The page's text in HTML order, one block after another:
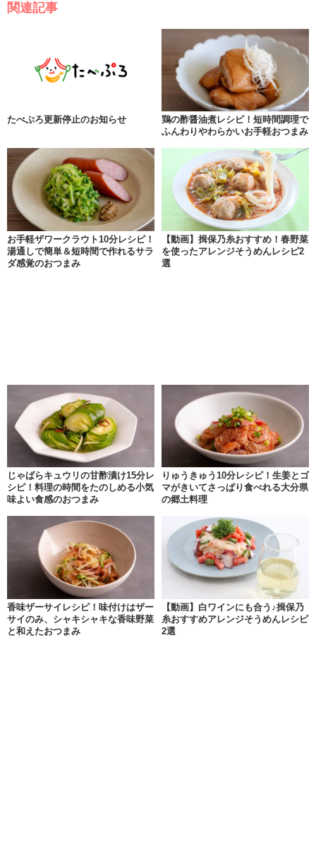
関連記事
たべぷろ更新停止のお知らせ
鶏の酢醤油煮レシピ！短時間調理で
ふんわりやわらかいお手軽おつまみ
お手軽ザワークラウト10分レシピ！
湯通しで簡単＆短時間で作れるサラ
ダ感覚のおつまみ
【動画】揖保乃糸おすすめ！春野菜
を使ったアレンジそうめんレシピ2
選
じゃばらキュウリの甘酢漬け15分レ
シピ！料理の時間をたのしめる小気
味よい食感のおつまみ
りゅうきゅう10分レシピ！生姜とゴ
マがきいてさっぱり食べれる大分県
の郷土料理
香味ザーサイレシピ！味付けはザー
サイのみ、シャキシャキな香味野菜
と和えたおつまみ
【動画】白ワインにも合う♪揖保乃
糸おすすめアレンジそうめんレシピ
2選